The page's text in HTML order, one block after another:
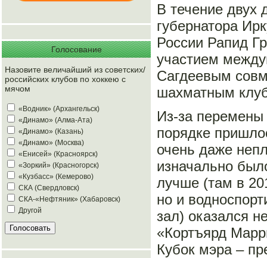
Голосование
Назовите величайший из советских/
российских клубов по хоккею с
мячом
«Водник» (Архангельск)
«Динамо» (Алма-Ата)
«Динамо» (Казань)
«Динамо» (Москва)
«Енисей» (Красноярск)
«Зоркий» (Красногорск)
«Кузбасс» (Кемерово)
СКА (Свердловск)
СКА-«Нефтяник» (Хабаровск)
Другой
В течение двух
губернатора
России Рапид
участием
Сагдеевым
шахматным
Из-за перемены
порядке
очень даже
изначально
лучше (там в
но и
зал) оказался
«Кортъярд
Кубок мэра –